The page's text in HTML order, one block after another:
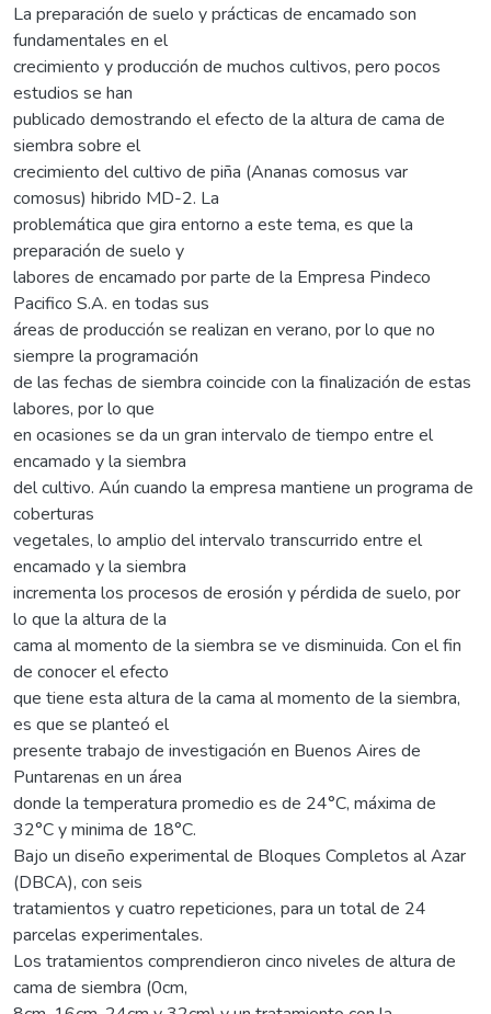
La preparación de suelo y prácticas de encamado son
fundamentales en el
crecimiento y producción de muchos cultivos, pero pocos
estudios se han
publicado demostrando el efecto de la altura de cama de
siembra sobre el
crecimiento del cultivo de piña (Ananas comosus var
comosus) hibrido MD-2. La
problemática que gira entorno a este tema, es que la
preparación de suelo y
labores de encamado por parte de la Empresa Pindeco
Pacifico S.A. en todas sus
áreas de producción se realizan en verano, por lo que no
siempre la programación
de las fechas de siembra coincide con la finalización de estas
labores, por lo que
en ocasiones se da un gran intervalo de tiempo entre el
encamado y la siembra
del cultivo. Aún cuando la empresa mantiene un programa de
coberturas
vegetales, lo amplio del intervalo transcurrido entre el
encamado y la siembra
incrementa los procesos de erosión y pérdida de suelo, por
lo que la altura de la
cama al momento de la siembra se ve disminuida. Con el fin
de conocer el efecto
que tiene esta altura de la cama al momento de la siembra,
es que se planteó el
presente trabajo de investigación en Buenos Aires de
Puntarenas en un área
donde la temperatura promedio es de 24°C, máxima de
32°C y minima de 18°C.
Bajo un diseño experimental de Bloques Completos al Azar
(DBCA), con seis
tratamientos y cuatro repeticiones, para un total de 24
parcelas experimentales.
Los tratamientos comprendieron cinco niveles de altura de
cama de siembra (0cm,